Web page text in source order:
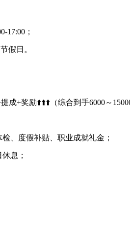
17:00；
假日。
成+奖励⬆️⬆️⬆️（综合到手6000～
、度假补贴、职业成就礼金；
息；